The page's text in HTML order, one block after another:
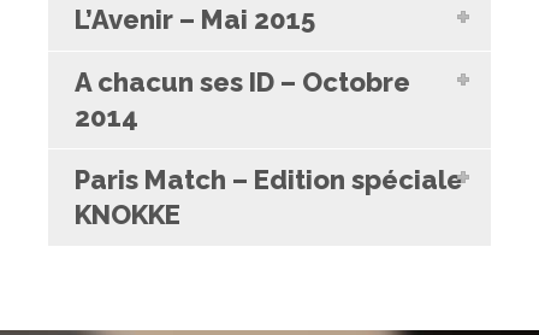
L’Avenir – Mai 2015
A chacun ses ID – Octobre
2014
Paris Match – Edition spéciale
KNOKKE